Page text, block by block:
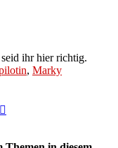
ihr hier richtig.
, Marky